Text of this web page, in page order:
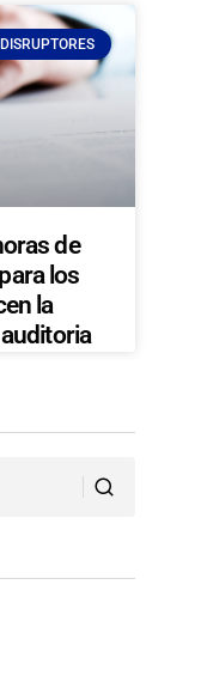
DISRUPTORES
de
los
la